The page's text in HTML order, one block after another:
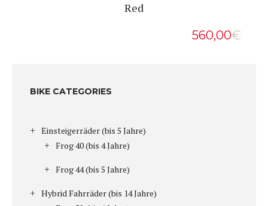
Red
560,00€
BIKE CATEGORIES
Einsteigerräder (bis 5 Jahre)
Frog 40 (bis 4 Jahre)
Frog 44 (bis 5 Jahre)
Hybrid Fahrräder (bis 14 Jahre)